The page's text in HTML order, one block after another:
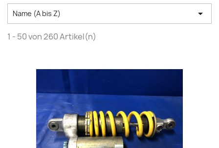
Name (A bis Z) 
1 - 50 von 260 Artikel(n)